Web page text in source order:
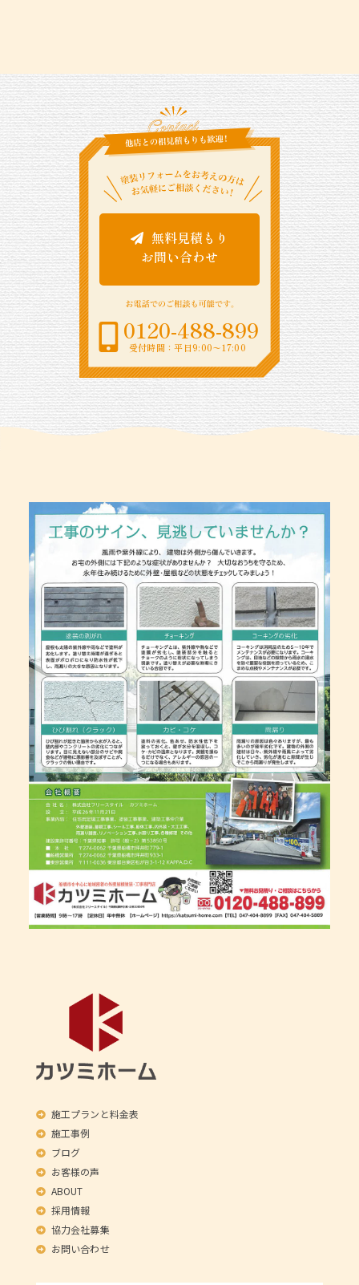
無料見積もり
お問い合わせ
0120-488-899
受付時間：平日9:00〜17:00
施工プランと料金表
施工事例
ブログ
お客様の声
ABOUT
採用情報
協力会社募集
お問い合わせ